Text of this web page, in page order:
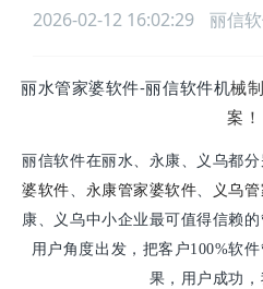
2026-02-12 16:02:29 丽信
丽水管家婆软件-丽信软件机械
案！
丽信软件在丽水、永康、义乌都分
婆软件、 永康管家婆软件、 义乌
康、义乌中小企业最可值得信赖
用户角度出发，把客户100%软
果，用户成功，